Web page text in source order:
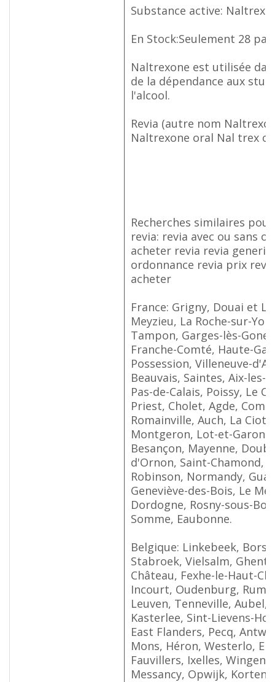
Substance active:
En Stock:Seulement 28
Naltrexone est utilisée
de la dépendance aux
l'alcool.
Revia (autre nom
Naltrexone oral Nal trex
Recherches similaires
revia: revia avec ou sans
acheter revia revia
ordonnance revia prix
acheter
France: Grigny, Douai et
Meyzieu, La Roche-sur-
Tampon, Garges-lès-
Franche-Comté, Haute-
Possession, Villeneuve-
Beauvais, Saintes, Aix-les-
Pas-de-Calais, Poissy, Le
Priest, Cholet, Agde,
Romainville, Auch, La
Montgeron, Lot-et-
Besançon, Mayenne,
d'Ornon, Saint-Chamond,
Robinson, Normandy,
Geneviève-des-Bois, Le
Dordogne, Rosny-sous-
Somme, Eaubonne.
Belgique: Linkebeek,
Stabroek, Vielsalm,
Château, Fexhe-le-Haut-
Incourt, Oudenburg,
Leuven, Tenneville, Aubel,
Kasterlee, Sint-Lievens-
East Flanders, Pecq,
Mons, Héron, Westerlo,
Fauvillers, Ixelles,
Messancy, Opwijk,